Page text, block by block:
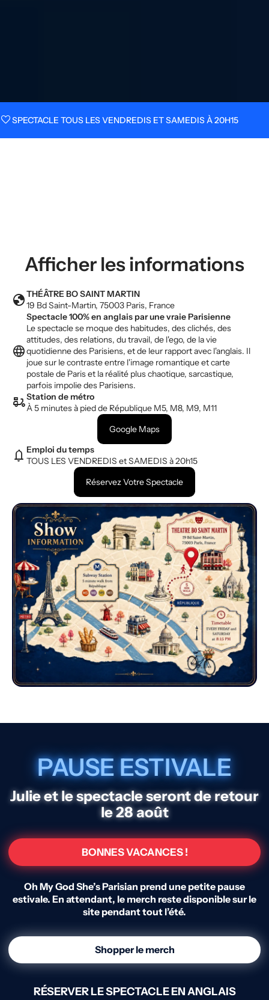
favoriteSPECTACLE TOUS LES VENDREDIS ET SAMEDIS À 20H15
Afficher les informations
globeTHÉÂTRE BO SAINT MARTIN
19 Bd Saint-Martin, 75003 Paris, France
language
Spectacle 100% en anglais par une vraie Parisienne
Le spectacle se moque des habitudes, des clichés, des
attitudes, des relations, du travail, de l'ego, de la vie
quotidienne des Parisiens, et de leur rapport avec l'anglais. Il
joue sur le contraste entre l'image romantique et carte
postale de Paris et la réalité plus chaotique, sarcastique,
parfois impolie des Parisiens.
moped_packageStation de métro
À 5 minutes à pied de République M5, M8, M9, M11
Google Maps
notifications Emploi du temps
TOUS LES VENDREDIS et SAMEDIS à 20h15
Réservez Votre Spectacle
PAUSE ESTIVALE
Julie et le spectacle seront de retour
le 28 août
BONNES VACANCES !
Oh My God She’s Parisian prend une petite pause
estivale. En attendant, le merch reste disponible sur le
site pendant tout l’été.
Shopper le merch
RÉSERVER LE SPECTACLE EN ANGLAIS